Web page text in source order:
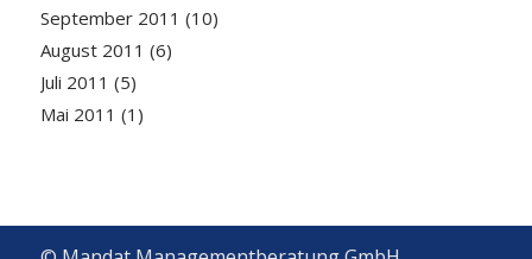
September 2011 (10)
August 2011 (6)
Juli 2011 (5)
Mai 2011 (1)